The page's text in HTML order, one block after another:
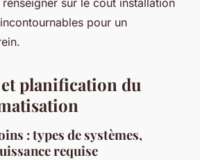
pour un
planification du
: types de systèmes,
requise